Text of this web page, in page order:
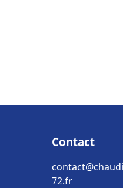
Contact
72.fr